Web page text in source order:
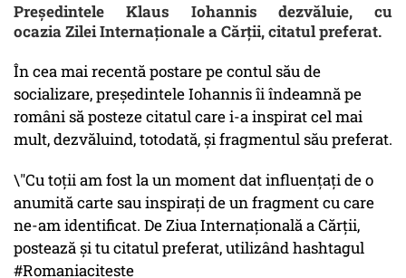
Președintele Klaus Iohannis dezvăluie, cu
ocazia Zilei Internaţionale a Cărţii, citatul preferat.
În cea mai recentă postare pe contul său de
socializare, președintele Iohannis îi îndeamnă pe
români să posteze citatul care i-a inspirat cel mai
mult, dezvăluind, totodată, și fragmentul său preferat.
\"Cu toții am fost la un moment dat influențați de o
anumită carte sau inspirați de un fragment cu care
ne-am identificat. De Ziua Internațională a Cărții,
postează și tu citatul preferat, utilizând hashtagul
‪#‎Romaniaciteste‬